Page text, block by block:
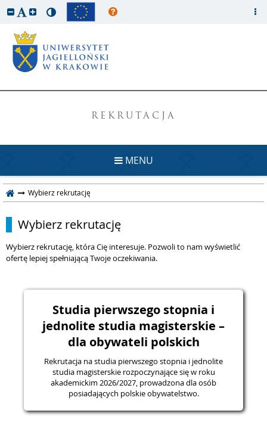
REKRUTACJA
MENU
Wybierz rekrutację
Wybierz rekrutację
Wybierz rekrutację, która Cię interesuje. Pozwoli to nam wyświetlić
ofertę lepiej spełniającą Twoje oczekiwania.
Studia pierwszego stopnia i
jednolite studia magisterskie –
dla obywateli polskich
Rekrutacja na studia pierwszego stopnia i jednolite
studia magisterskie rozpoczynające się w roku
akademickim 2026/2027, prowadzona dla osób
posiadających polskie obywatelstwo.